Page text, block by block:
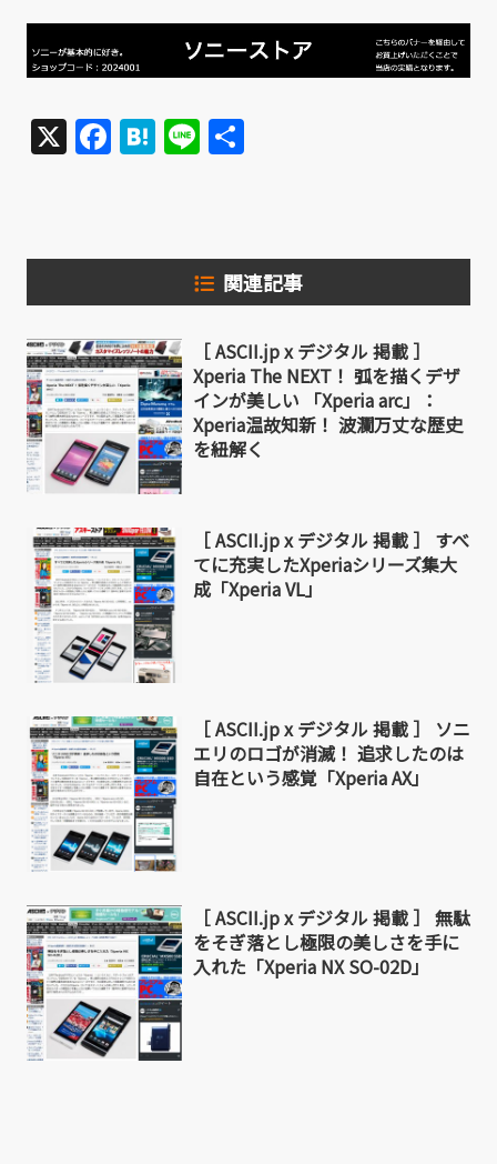
X Facebook
Hatena
Line
関連記事
［ ASCII.jp x デジタル 掲載 ］
Xperia The NEXT！ 弧を描くデザ
インが美しい 「Xperia arc」：
Xperia温故知新！ 波瀾万丈な歴史
を紐解く
［ ASCII.jp x デジタル 掲載 ］ すべ
てに充実したXperiaシリーズ集大
成「Xperia VL」
［ ASCII.jp x デジタル 掲載 ］ ソニ
エリのロゴが消滅！ 追求したのは
自在という感覚「Xperia AX」
［ ASCII.jp x デジタル 掲載 ］ 無駄
をそぎ落とし極限の美しさを手に
入れた「Xperia NX SO-02D」